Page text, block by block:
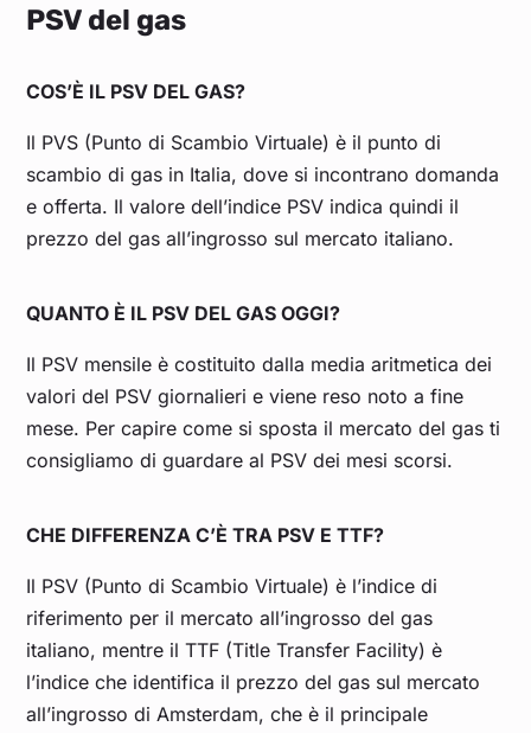
PSV del gas
COS’È IL PSV DEL GAS?
Il PVS (Punto di Scambio Virtuale) è il punto di
scambio di gas in Italia, dove si incontrano domanda
e offerta. Il valore dell’indice PSV indica quindi il
prezzo del gas all’ingrosso sul mercato italiano.
QUANTO È IL PSV DEL GAS OGGI?
Il PSV mensile è costituito dalla media aritmetica dei
valori del PSV giornalieri e viene reso noto a fine
mese. Per capire come si sposta il mercato del gas ti
consigliamo di guardare al PSV dei mesi scorsi.
CHE DIFFERENZA C’È TRA PSV E TTF?
Il PSV (Punto di Scambio Virtuale) è l’indice di
riferimento per il mercato all’ingrosso del gas
italiano, mentre il TTF (Title Transfer Facility) è
l’indice che identifica il prezzo del gas sul mercato
all’ingrosso di Amsterdam, che è il principale